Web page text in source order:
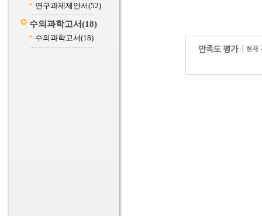
연구과제제안서(52)
수의과학고서(18)
수의과학고서(18)